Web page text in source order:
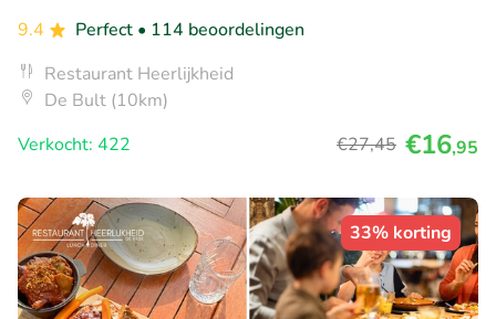
9.4
Perfect • 114 beoordelingen
Restaurant Heerlijkheid
De Bult (10km)
Verkocht: 422
€27,45 €16,95
33% korting